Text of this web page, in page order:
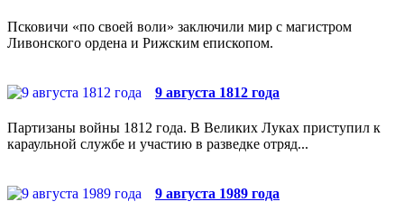
Псковичи «по своей воли» заключили мир с магистром
Ливонского ордена и Рижским епископом.
9 августа 1812 года
Партизаны войны 1812 года. В Великих Луках приступил к
караульной службе и участию в разведке отряд...
9 августа 1989 года